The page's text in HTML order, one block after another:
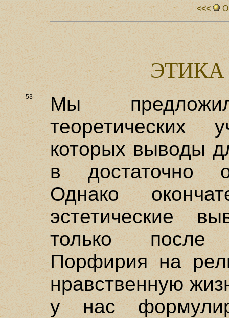
<<<
ЭТИКА
53
Мы
которых выводы
в достаточно
Однако
эстетические
только после
Порфирия на
нравственную
у нас